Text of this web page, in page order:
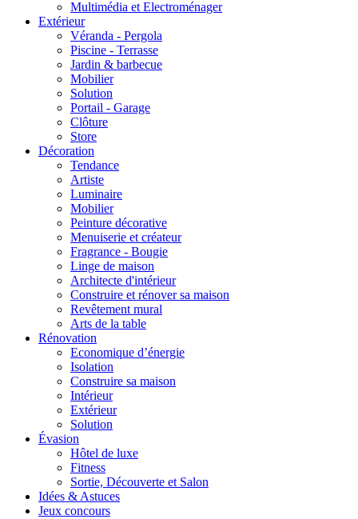
Multimédia et Electroménager
Extérieur
Véranda - Pergola
Piscine - Terrasse
Jardin & barbecue
Mobilier
Solution
Portail - Garage
Clôture
Store
Décoration
Tendance
Artiste
Luminaire
Mobilier
Peinture décorative
Menuiserie et créateur
Fragrance - Bougie
Linge de maison
Architecte d'intérieur
Construire et rénover sa maison
Revêtement mural
Arts de la table
Rénovation
Economique d’énergie
Isolation
Construire sa maison
Intérieur
Extérieur
Solution
Évasion
Hôtel de luxe
Fitness
Sortie, Découverte et Salon
Idées & Astuces
Jeux concours